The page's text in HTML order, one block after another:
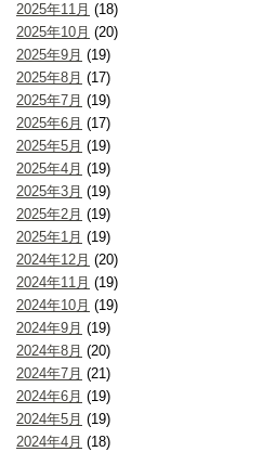
2025年11月 (18)
2025年10月 (20)
2025年9月 (19)
2025年8月 (17)
2025年7月 (19)
2025年6月 (17)
2025年5月 (19)
2025年4月 (19)
2025年3月 (19)
2025年2月 (19)
2025年1月 (19)
2024年12月 (20)
2024年11月 (19)
2024年10月 (19)
2024年9月 (19)
2024年8月 (20)
2024年7月 (21)
2024年6月 (19)
2024年5月 (19)
2024年4月 (18)